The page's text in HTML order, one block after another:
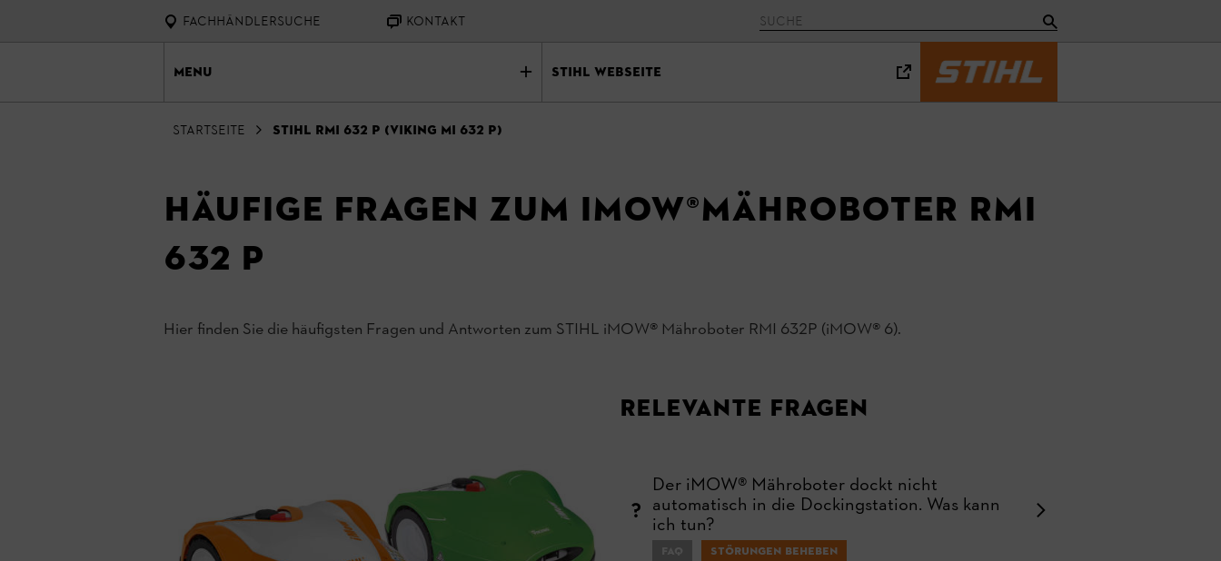
FACHHÄNDLERSUCHE KONTAKT
Menu STIHL Webseite
Startseite STIHL RMI 632 P (VIKING MI 632 P)
Häufige Fragen zum iMOW®Mähroboter RMI
632 P
Hier finden Sie die häufigsten Fragen und Antworten zum STIHL iMOW® Mähroboter RMI 632P (iMOW® 6).
Relevante Fragen
Der iMOW® Mähroboter dockt nicht
automatisch in die Dockingstation. Was kann
ich tun?
FAQ Störungen beheben